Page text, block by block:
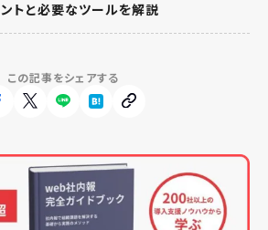
この記事をシェアする
ントと必要なツールを解説